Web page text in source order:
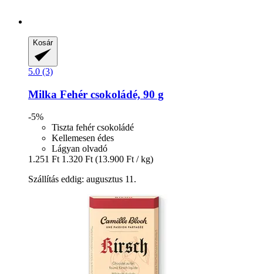
Kosár
5.0 (3)
Milka Fehér csokoládé, 90 g
-5%
Tiszta fehér csokoládé
Kellemesen édes
Lágyan olvadó
1.251 Ft 1.320 Ft (13.900 Ft / kg)
Szállítás eddig: augusztus 11.